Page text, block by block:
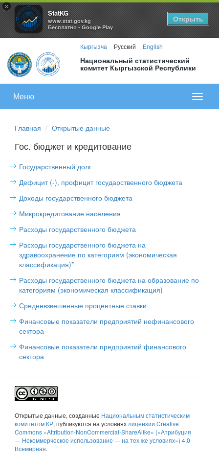
×
StatKG
www.stat.gov.kg
Бесплатно - Google Play
Открыть
Кыргызча Русский English
Национальный статистический
комитет Кыргызской Республики
меню
Меню
Главная Открытые данные
Гос. бюджет и кредитование
Государственный долг
Дефицит (-), профицит государственного бюджета
Доходы государственного бюджета
Микрокредитование населения
Расходы государственного бюджета
Расходы государственного бюджета на
здравоохранение по категориям (экономическая
классификация)*
Расходы государственного бюджета на образование по
категориям (экономическая классификация)
Средневзвешенные процентные ставки
Финансовые показатели предприятий нефинансового
сектора
Финансовые показатели предприятий финансового
сектора
Открытые данные, созданные Национальным статистическим
комитетом КР, публикуются на условиях лицензии Creative
Commons «Attribution-NonCommercial-ShareAlike» («Атрибуция
— Некоммерческое использование — на тех же условиях») 4.0
Всемирная.